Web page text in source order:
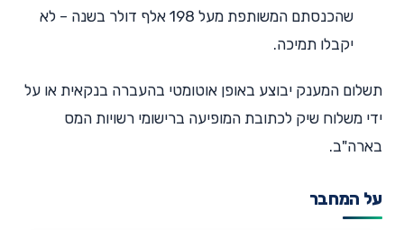
שהכנסתם המשותפת מעל 198 אלף דולר בשנה – לא
יקבלו תמיכה.
תשלום המענק יבוצע באופן אוטומטי בהעברה בנקאית או על
ידי משלוח שיק לכתובת המופיעה ברישומי רשויות המס
בארה"ב.
על המחבר